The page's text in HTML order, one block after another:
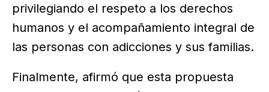
privilegiando el respeto a los derechos
humanos y el acompañamiento integral de
las personas con adicciones y sus familias.
Finalmente, afirmó que esta propuesta